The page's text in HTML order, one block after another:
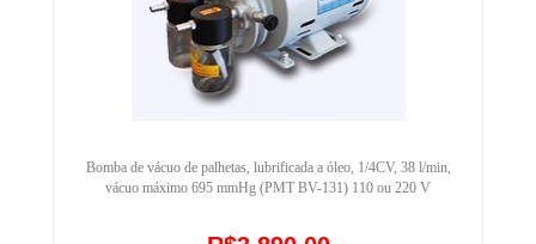
Bomba de vácuo de palhetas, lubrificada a óleo, 1/4CV, 38 l/min,
vácuo máximo 695 mmHg (PMT BV-131) 110 ou 220 V